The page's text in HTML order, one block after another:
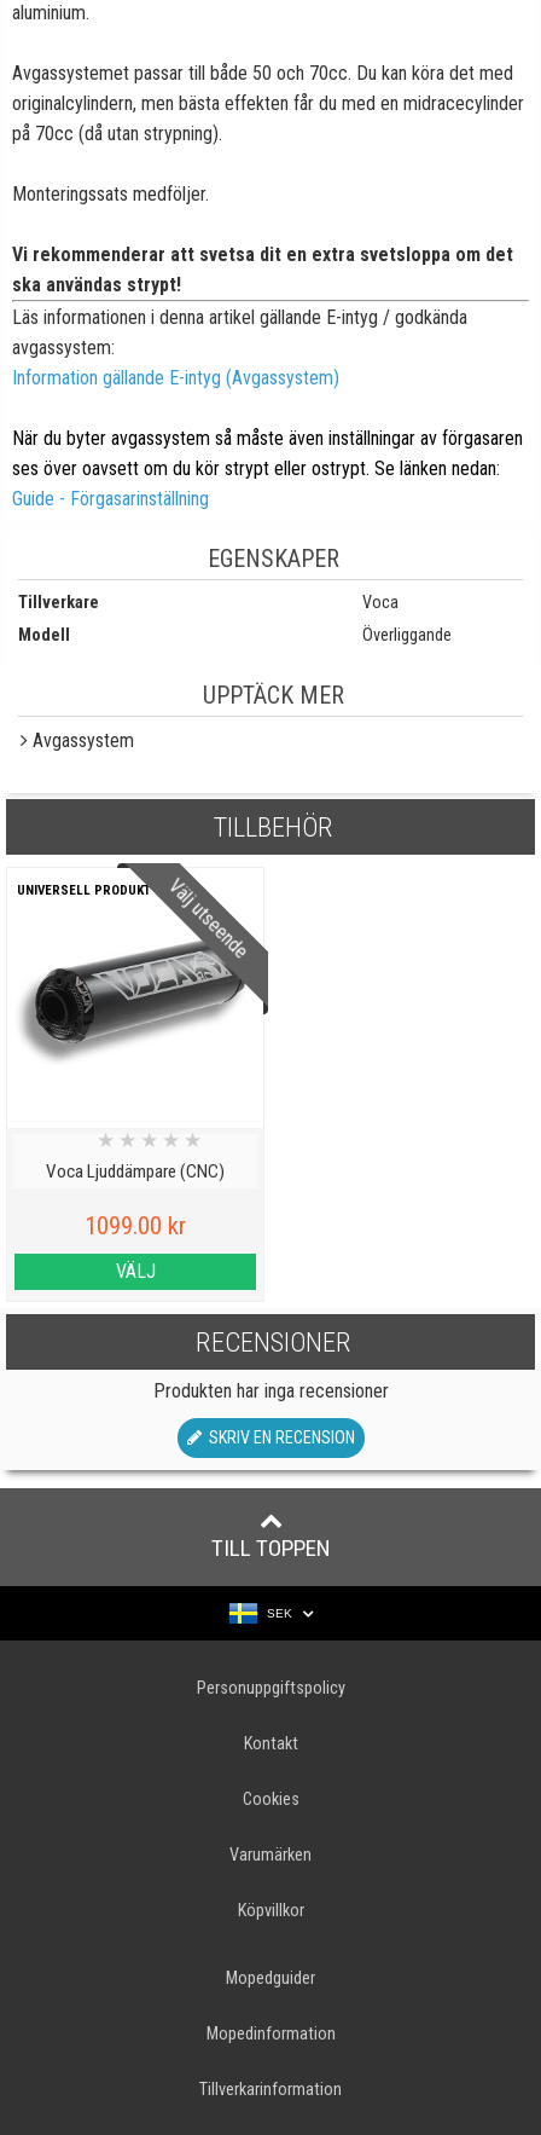
aluminium.
Avgassystemet passar till både 50 och 70cc. Du kan köra det med
originalcylindern, men bästa effekten får du med en midracecylinder
på 70cc (då utan strypning).
Monteringssats medföljer.
Vi rekommenderar att svetsa dit en extra svetsloppa om det
ska användas strypt!
Läs informationen i denna artikel gällande E-intyg / godkända
avgassystem:
Information gällande E-intyg (Avgassystem)
När du byter avgassystem så måste även inställningar av förgasaren
ses över oavsett om du kör strypt eller ostrypt. Se länken nedan:
Guide - Förgasarinställning
EGENSKAPER
Tillverkare
Voca
Modell
Överliggande
UPPTÄCK MER
Avgassystem
TILLBEHÖR
Välj utseende
UNIVERSELL PRODUKT
Voca Ljuddämpare (CNC)
★ ★ ★ ★ ★
1099.00 kr
VÄLJ
RECENSIONER
Produkten har inga recensioner
SKRIV EN RECENSION
TILL TOPPEN
SEK
Personuppgiftspolicy
Kontakt
Cookies
Varumärken
Köpvillkor
Mopedguider
Mopedinformation
Tillverkarinformation